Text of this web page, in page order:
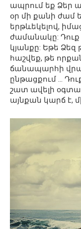
ապրում եք Ձեր
օր մի քանի ժամ
երթևեկելով,
ժամանակը:
կյանքը: Եթե ​​Ձեզ
հաշվեք, թե
ճանապարհի
ընթացքում …
շատ ավելի
այնքան կարճ է,